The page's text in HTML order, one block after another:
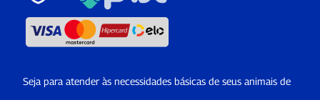
Seja para atender às necessidades básicas de seus animais de